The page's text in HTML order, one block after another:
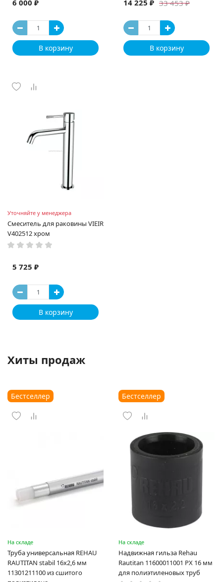
6 000 ₽
В корзину
33 453 ₽
14 225 ₽
В корзину
Уточняйте у менеджера
Смеситель для раковины VIEIR
V402512 хром
5 725 ₽
В корзину
Хиты продаж
Бестселлер
На складе
Труба универсальная REHAU
RAUTITAN stabil 16х2,6 мм
11301211100 из сшитого
Бестселлер
На складе
Надвижная гильза Rehau
Rautitan 11600011001 PX 16 мм
для полиэтиленовых труб